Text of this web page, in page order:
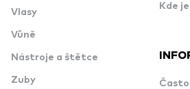
Vlasy
Vůně
Nástroje a štětce
Zuby
Kde